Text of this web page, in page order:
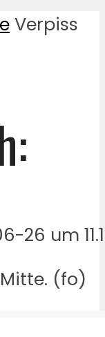
Verpiss
(fo)